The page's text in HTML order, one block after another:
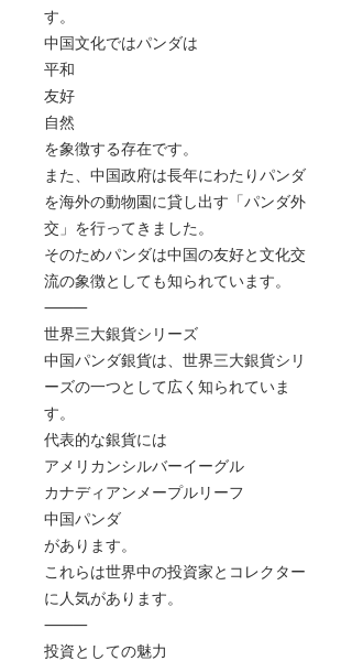
す。
中国文化ではパンダは
平和
友好
自然
を象徴する存在です。
また、中国政府は長年にわたりパンダ
を海外の動物園に貸し出す「パンダ外
交」を行ってきました。
そのためパンダは中国の友好と文化交
流の象徴としても知られています。
⸻
世界三大銀貨シリーズ
中国パンダ銀貨は、世界三大銀貨シリ
ーズの一つとして広く知られていま
す。
代表的な銀貨には
アメリカンシルバーイーグル
カナディアンメープルリーフ
中国パンダ
があります。
これらは世界中の投資家とコレクター
に人気があります。
⸻
投資としての魅力